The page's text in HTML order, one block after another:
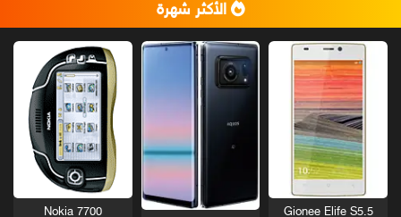
الأكثر شهرة
Gionee Elife S5.5
Nokia 7700